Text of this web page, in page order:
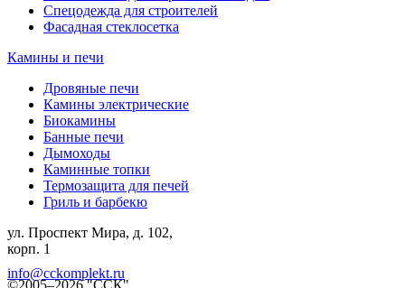
Спецодежда для строителей
Фасадная стеклосетка
Камины и печи
Дровяные печи
Камины электрические
Биокамины
Банные печи
Дымоходы
Каминные топки
Термозащита для печей
Гриль и барбекю
ул. Проспект Мира, д. 102,
корп. 1
info@cckomplekt.ru